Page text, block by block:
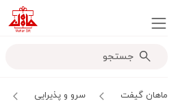
ماهان گیفت سرو و پذیرایی